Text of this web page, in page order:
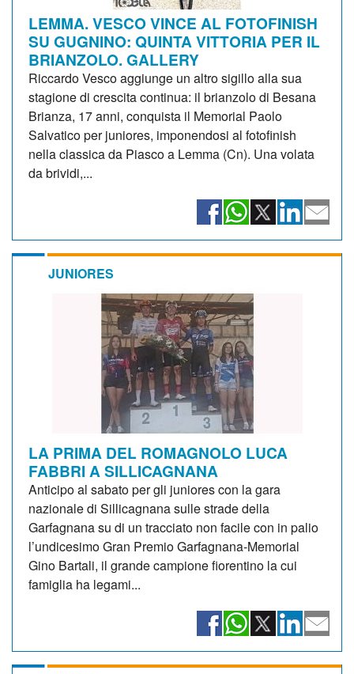
LEMMA. VESCO VINCE AL FOTOFINISH
SU GUGNINO: QUINTA VITTORIA PER IL
BRIANZOLO. GALLERY
Riccardo Vesco aggiunge un altro sigillo alla sua
stagione di crescita continua: il brianzolo di Besana
Brianza, 17 anni, conquista il Memorial Paolo
Salvatico per juniores, imponendosi al fotofinish
nella classica da Piasco a Lemma (Cn). Una volata
da brividi,...
JUNIORES
LA PRIMA DEL ROMAGNOLO LUCA
FABBRI A SILLICAGNANA
Anticipo al sabato per gli juniores con la gara
nazionale di Sillicagnana sulle strade della
Garfagnana su di un tracciato non facile con in palio
l’undicesimo Gran Premio Garfagnana-Memorial
Gino Bartali, il grande campione fiorentino la cui
famiglia ha legami...